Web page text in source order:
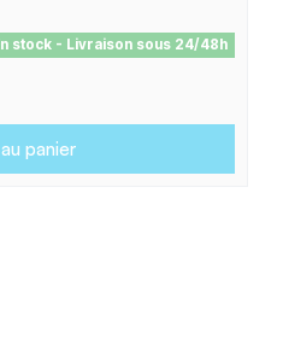
stock - Livraison sous 24/48h
panier